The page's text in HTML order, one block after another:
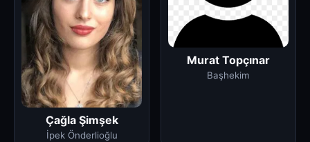
Çağla Şimşek
İpek Önderlioğlu
Murat Topçınar
Başhekim